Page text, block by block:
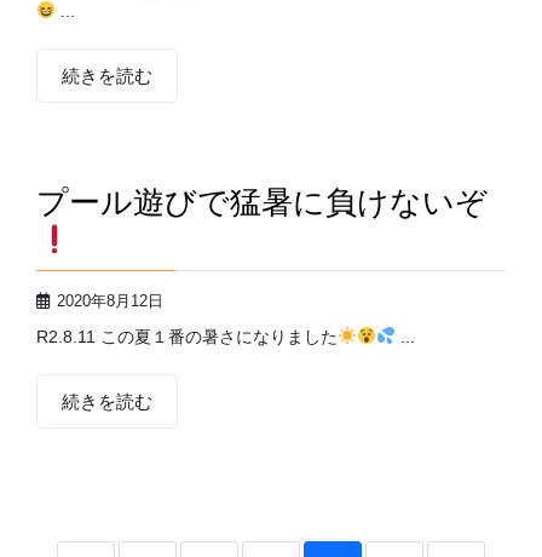
続きを読む
プール遊びで猛暑に負けないぞ
2020年8月12日
R2.8.11 この夏１番の暑さになりました
続きを読む